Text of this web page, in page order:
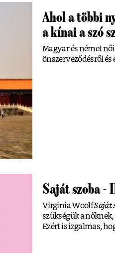
Ahol a többi
a kínai a szó
Magyar és német
önszerveződésről és
Saját szoba -
Virginia WoolfSaját
szükségük a
Ezért is izgalmas,